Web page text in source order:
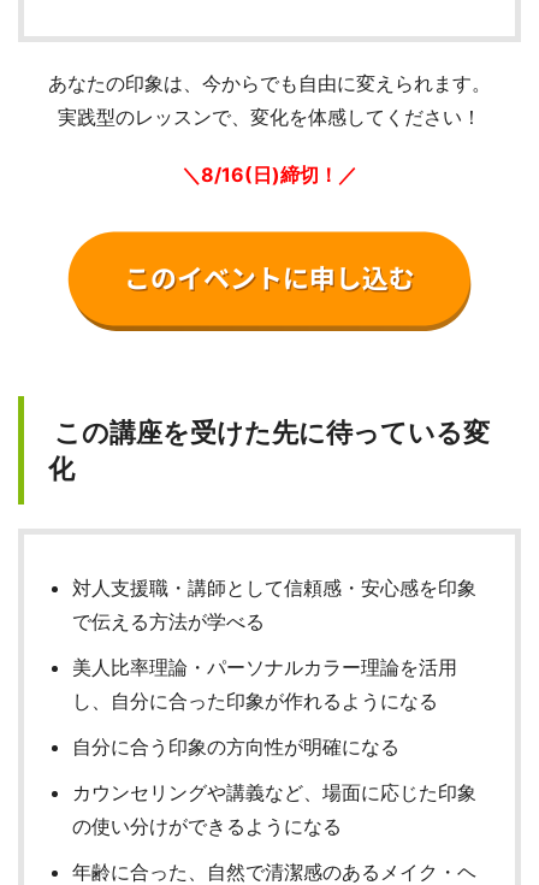
あなたの印象は、今からでも自由に変えられます。
実践型のレッスンで、変化を体感してください！
＼8/16(日)締切！／
この講座を受けた先に待っている変
化
対人支援職・講師として信頼感・安心感を印象
で伝える方法が学べる
美人比率理論・パーソナルカラー理論を活用
し、自分に合った印象が作れるようになる
自分に合う印象の方向性が明確になる
カウンセリングや講義など、場面に応じた印象
の使い分けができるようになる
年齢に合った、自然で清潔感のあるメイク・ヘ